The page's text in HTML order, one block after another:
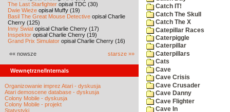
The Last Starfighter opisał TDC (30)
Dwie Wieże opisał Muffy (19)
Basil The Great Mouse Detective opisał Charlie
Cherry (125)
Inny Świat opisał Charlie Cherry (17)
Inspektor opisał Charlie Cherry (19)
Grand Prix Simulator opisał Charlie Cherry (16)
«« nowsze starsze »»
Wewnętrzne/Internals
Organizowanie imprez Atari - dyskusja
Atari demoscene database - dyskusja
Colony Mobile - dyskusja
Colony Mobile - projekt
Statystyki
Catch IT!
Catch The Skull
Catch The X
Catepillar Races
Caterpiggle
Caterpillar
Caterpillars
Cats
Cave
Cave Crisis
Cave Crusader
Cave Danny
Cave Flighter
Cave In